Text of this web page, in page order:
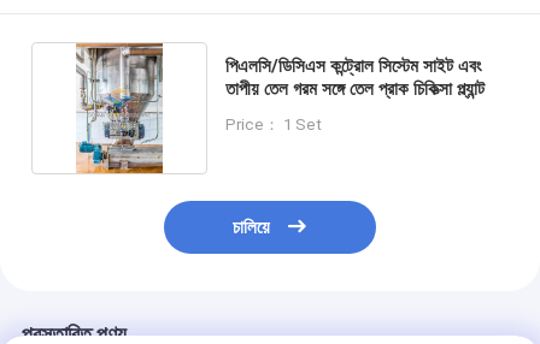
পিএলসি/ডিসিএস কন্ট্রোল সিস্টেম সাইট এবং
তাপীয় তেল গরম সঙ্গে তেল প্রাক চিকিত্সা প্ল্যান্ট
Price： 1 Set
চালিয়ে
প্রস্তাবিত পণ্য